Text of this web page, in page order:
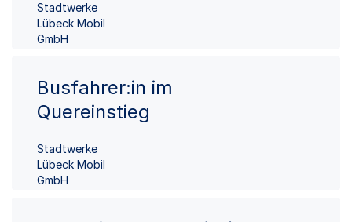
Stadtwerke
Lübeck Mobil
GmbH
Busfahrer:in im
Quereinstieg
Stadtwerke
Lübeck Mobil
GmbH